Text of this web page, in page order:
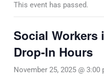
This event has passed.
Social Workers
Drop-In Hours
November 25, 2025 @ 3:00